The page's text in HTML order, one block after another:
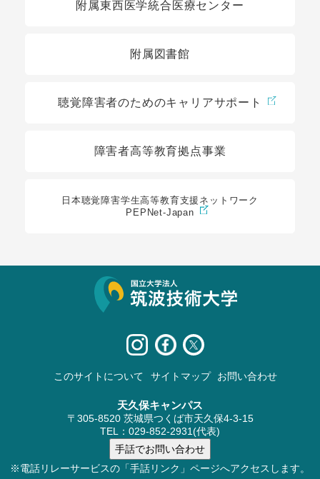
附属東西医学統合医療センター
附属図書館
聴覚障害者のためのキャリアサポート
障害者高等教育拠点事業
日本聴覚障害学生高等教育支援ネットワーク
PEPNet-Japan
このサイトについて サイトマップ お問い合わせ
天久保キャンパス
〒305-8520 茨城県つくば市天久保4-3-15
TEL：029-852-2931(代表)
※電話リレーサービスの「手話リンク」ページへアクセスします。